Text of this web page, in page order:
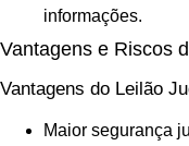
informações.
Vantagens e Riscos
Vantagens do Leilão
Maior segurança